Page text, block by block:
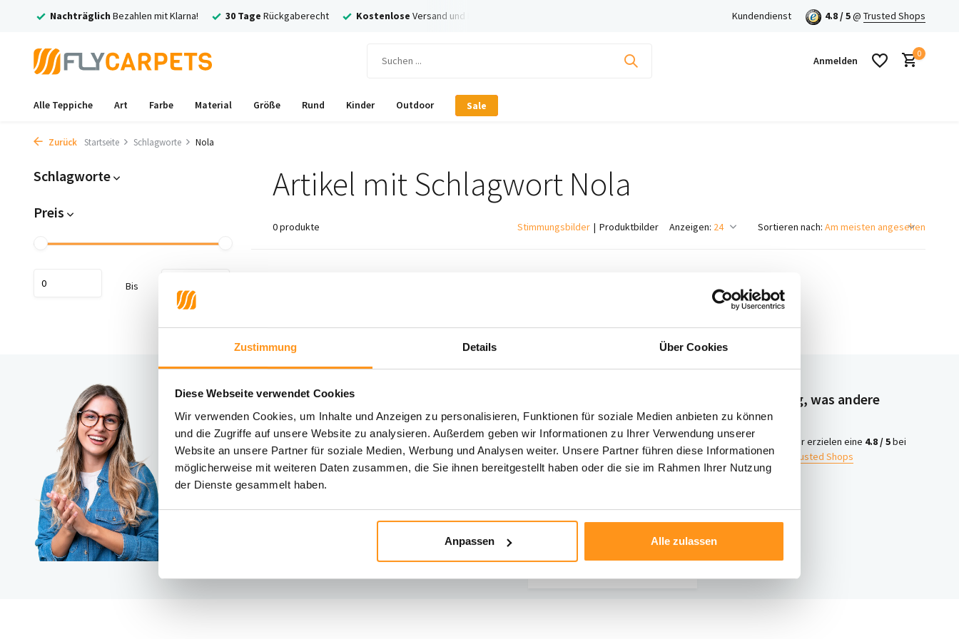
Zustimmung Details Über Cookies
Diese Webseite verwendet Cookies
Wir verwenden Cookies, um Inhalte und Anzeigen zu personalisieren, Funktionen für soziale Medien anbieten zu können
und die Zugriffe auf unsere Website zu analysieren. Außerdem geben wir Informationen zu Ihrer Verwendung unserer
Website an unsere Partner für soziale Medien, Werbung und Analysen weiter. Unsere Partner führen diese Informationen
möglicherweise mit weiteren Daten zusammen, die Sie ihnen bereitgestellt haben oder die sie im Rahmen Ihrer Nutzung
der Dienste gesammelt haben.
Anpassen Alle zulassen
Nachträglich Bezahlen mit Klarna! 30 Tage Rückgaberecht Kostenlose Versand und Rückversand Kundendienst 4.8 / 5@ Trusted Shops
Anmelden
0
Alle Teppiche Art Farbe Material Größe Rund Kinder Outdoor Sale
Zurück Startseite Schlagworte Nola
Schlagworte
Preis
Bis
Artikel mit Schlagwort Nola
0 produkte Stimmungsbilder Produktbilder Anzeigen: Sortieren nach:
Brauchst du Hilfe?
Kontaktiere unseren Kundenservice
Rücksendung
Direkt chatten
Telefonischer Kontakt
Neugierig, was andere
denken?
4.8 /
5
Wir erzielen eine 4.8 / 5bei
Trusted Shops